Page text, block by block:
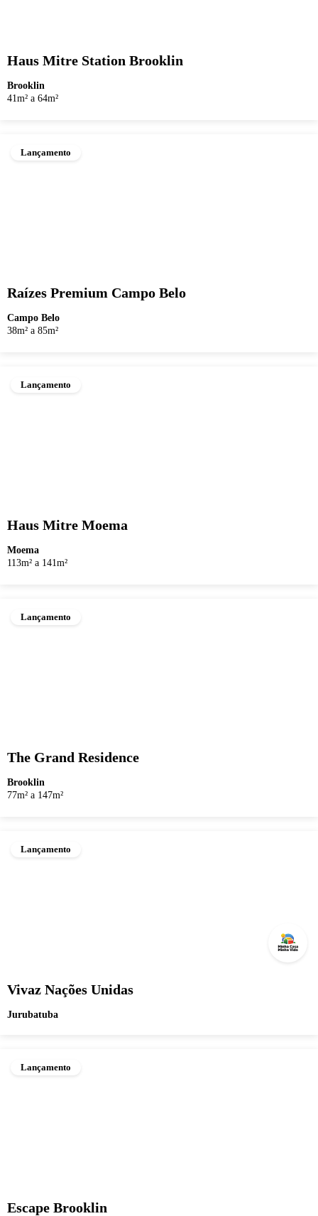
Haus Mitre Station Brooklin
Brooklin
41m² a 64m²
Lançamento
Raízes Premium Campo Belo
Campo Belo
38m² a 85m²
Lançamento
Haus Mitre Moema
Moema
113m² a 141m²
Lançamento
The Grand Residence
Brooklin
77m² a 147m²
Lançamento
Vivaz Nações Unidas
Jurubatuba
Lançamento
Escape Brooklin